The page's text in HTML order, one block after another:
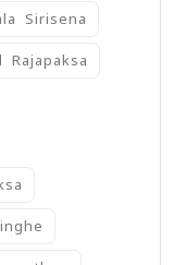
Sirisena
Rajapaksa